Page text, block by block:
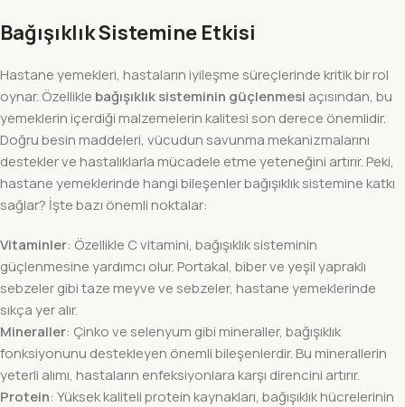
Bağışıklık Sistemine Etkisi
Hastane yemekleri, hastaların iyileşme süreçlerinde kritik bir rol
oynar. Özellikle bağışıklık sisteminin güçlenmesi açısından, bu
yemeklerin içerdiği malzemelerin kalitesi son derece önemlidir.
Doğru besin maddeleri, vücudun savunma mekanizmalarını
destekler ve hastalıklarla mücadele etme yeteneğini artırır. Peki,
hastane yemeklerinde hangi bileşenler bağışıklık sistemine katkı
sağlar? İşte bazı önemli noktalar:
Vitaminler: Özellikle C vitamini, bağışıklık sisteminin
güçlenmesine yardımcı olur. Portakal, biber ve yeşil yapraklı
sebzeler gibi taze meyve ve sebzeler, hastane yemeklerinde
sıkça yer alır.
Mineraller: Çinko ve selenyum gibi mineraller, bağışıklık
fonksiyonunu destekleyen önemli bileşenlerdir. Bu minerallerin
yeterli alımı, hastaların enfeksiyonlara karşı direncini artırır.
Protein: Yüksek kaliteli protein kaynakları, bağışıklık hücrelerinin